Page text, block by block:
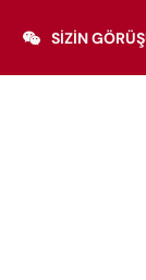
SIZIN